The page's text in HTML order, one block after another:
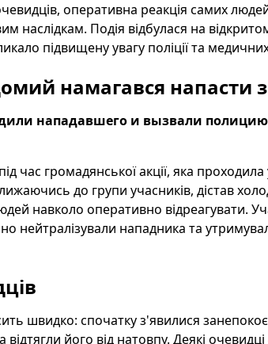
оперативна реакція самих
наслідкам. Подія відбулася на
підвищену увагу поліції та
намагався напасти
нападавшего и вызвали
час громадянської акції, яка проходила
до групи учасників, дістав
навколо оперативно відреагувати.
нейтралізували нападника та
швидко: спочатку з'явилися
відтягли його від натовпу. Деякі